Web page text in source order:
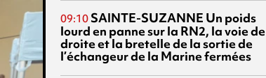
09:10 SAINTE-SUZANNE Un poids
lourd en panne sur la RN2, la voie de
droite et la bretelle de la sortie de
l’échangeur de la Marine fermées